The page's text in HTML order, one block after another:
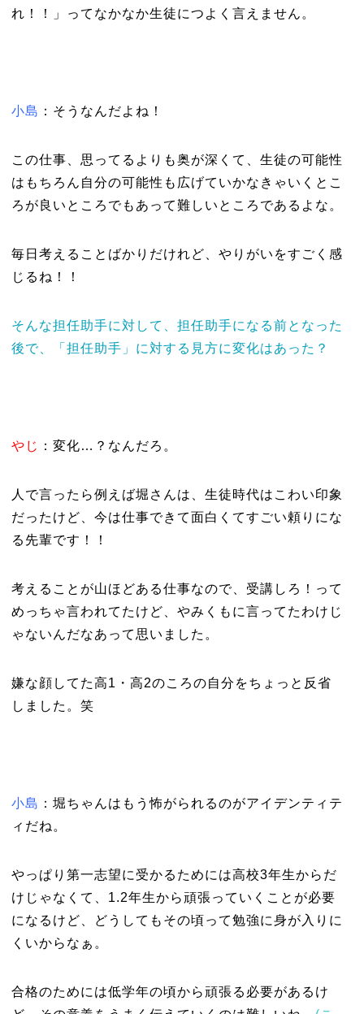
れ！！」ってなかなか生徒につよく言えません。
小島 ：そうなんだよね！
この仕事、思ってるよりも奥が深くて、生徒の可能性
はもちろん自分の可能性も広げていかなきゃいくとこ
ろが良いところでもあって難しいところであるよな。
毎日考えることばかりだけれど、やりがいをすごく感
じるね！！
そんな担任助手に対して、担任助手になる前となった
後で、「担任助手」に対する見方に変化はあった？
やじ ：変化…？なんだろ。
人で言ったら例えば堀さんは、生徒時代はこわい印象
だったけど、今は仕事できて面白くてすごい頼りにな
る先輩です！！
考えることが山ほどある仕事なので、受講しろ！って
めっちゃ言われてたけど、やみくもに言ってたわけじ
ゃないんだなあって思いました。
嫌な顔してた高1・高2のころの自分をちょっと反省
しました。笑
小島 ： 堀ちゃんはもう怖がられるのがアイデンティテ
ィだね。
やっぱり第一志望に受かるためには高校3年生からだ
けじゃなくて、1.2年生から頑張っていくことが必要
になるけど、どうしてもその頃って勉強に身が入りに
くいからなぁ。
合格のためには低学年の頃から頑張る必要があるけ